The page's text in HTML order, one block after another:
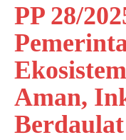
PP 28/
Aman,
Berdaulat